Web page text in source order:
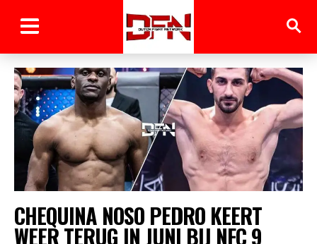
CHEQUINA NOSO PEDRO KEERT
WEER TERUG IN JUNI BIJ NFC 9